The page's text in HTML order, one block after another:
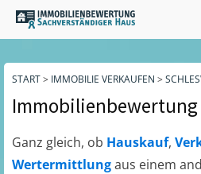
START> IMMOBILIE VERKAUFEN >
Immobilienbewertung
Ganz gleich, ob Hauskauf,
Wertermittlungaus einem